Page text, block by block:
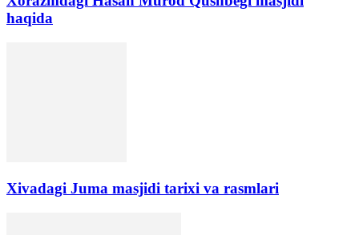
haqida
Xivadagi Juma masjidi tarixi va rasmlari